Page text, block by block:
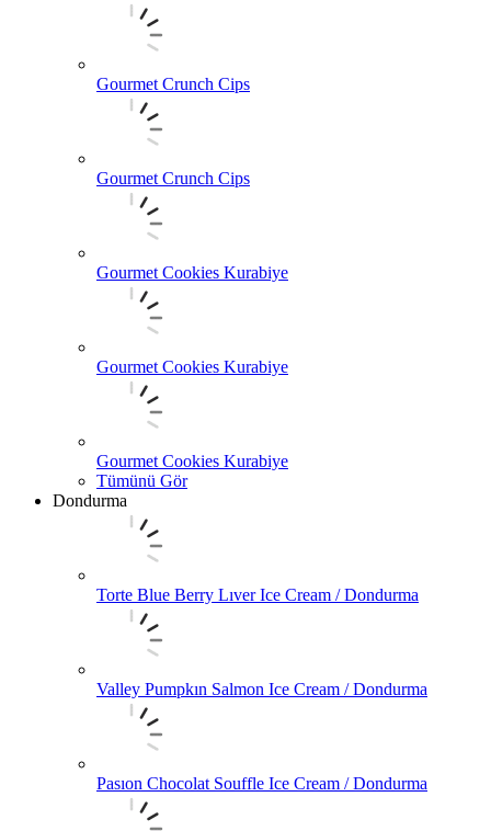
Gourmet Crunch Cips
Gourmet Crunch Cips
Gourmet Cookies Kurabiye
Gourmet Cookies Kurabiye
Gourmet Cookies Kurabiye
Tümünü Gör
Dondurma
Torte Blue Berry Lıver Ice Cream / Dondurma
Valley Pumpkın Salmon Ice Cream / Dondurma
Pasıon Chocolat Souffle Ice Cream / Dondurma